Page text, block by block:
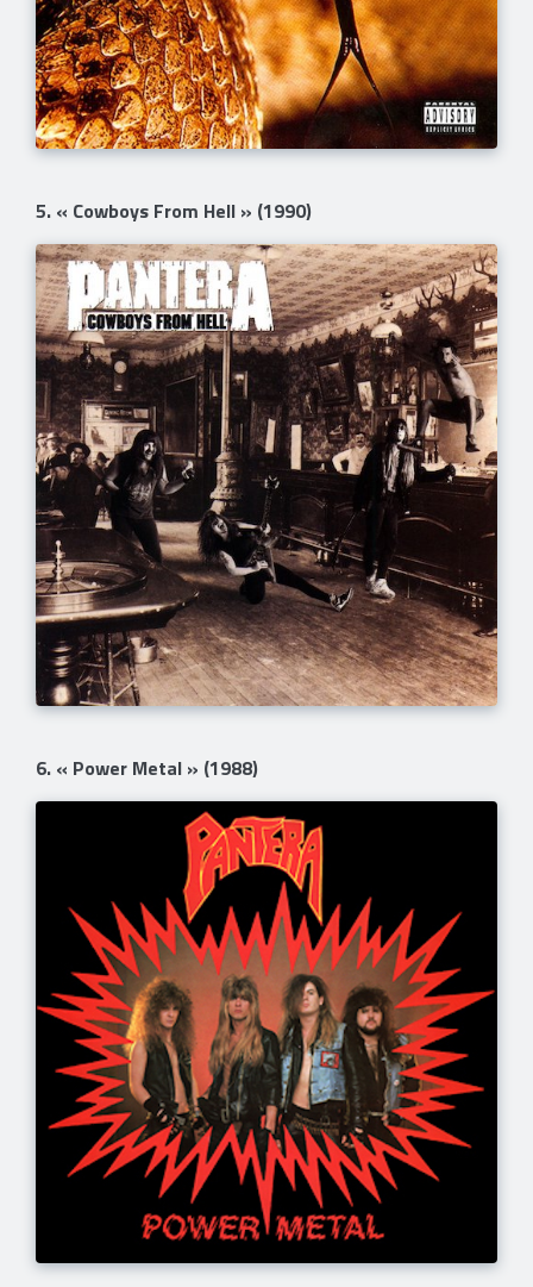
5. « Cowboys From Hell » (1990)
6. « Power Metal » (1988)